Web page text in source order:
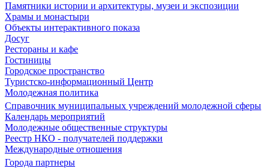
Памятники истории и архитектуры, музеи и экспозиции
Храмы и монастыри
Объекты интерактивного показа
Досуг
Рестораны и кафе
Гостиницы
Городское пространство
Туристско-информационный Центр
Молодежная политика
Справочник муниципальных учреждений молодежной сферы
Календарь мероприятий
Молодежные общественные структуры
Реестр НКО - получателей поддержки
Международные отношения
Города партнеры